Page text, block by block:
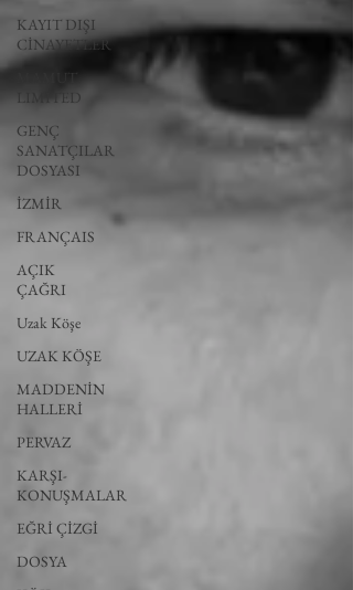
KAYIT DIŞI
CİNAYETLER
MAMUT
LIMITED
GENÇ
SANATÇILAR
DOSYASI
İZMİR
FRANÇAIS
AÇIK
ÇAĞRI
Uzak Köşe
UZAK KÖŞE
MADDENİN
HALLERİ
PERVAZ
KARŞI-
KONUŞMALAR
EĞRİ ÇİZGİ
DOSYA